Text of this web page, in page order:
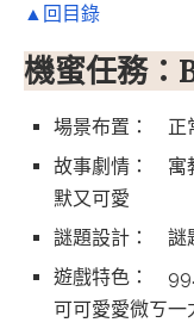
▲回目錄
機蜜任務：
場景布置： 正
故事劇情： 寓
默又可愛
謎題設計： 謎
遊戲特色：
可可愛愛微ㄎ一